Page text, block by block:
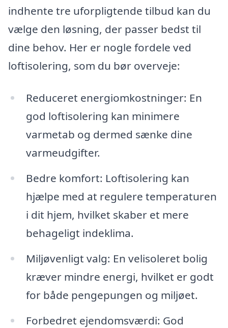
indhente tre uforpligtende tilbud kan du
vælge den løsning, der passer bedst til
dine behov. Her er nogle fordele ved
loftisolering, som du bør overveje:
Reduceret energiomkostninger: En
god loftisolering kan minimere
varmetab og dermed sænke dine
varmeudgifter.
Bedre komfort: Loftisolering kan
hjælpe med at regulere temperaturen
i dit hjem, hvilket skaber et mere
behageligt indeklima.
Miljøvenligt valg: En velisoleret bolig
kræver mindre energi, hvilket er godt
for både pengepungen og miljøet.
Forbedret ejendomsværdi: God